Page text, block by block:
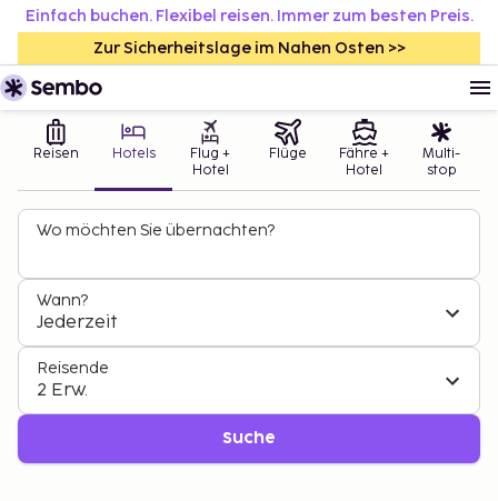
Einfach buchen. Flexibel reisen. Immer zum besten Preis.
Zur Sicherheitslage im Nahen Osten >>
Reisen Hotels
Flug +
Hotel
Flüge
Fähre +
Hotel
Multi-
stop
Wo möchten Sie übernachten?
Wann?
Jederzeit
Reisende
2 Erw.
Suche